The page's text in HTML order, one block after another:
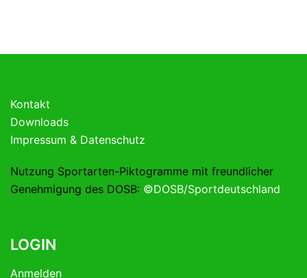
Kontakt
Downloads
Impressum & Datenschutz
Nutzung Sportarten-Piktogramme mit freundlicher
Genehmigung des DOSB: ©DOSB/Sportdeutschland
LOGIN
Anmelden